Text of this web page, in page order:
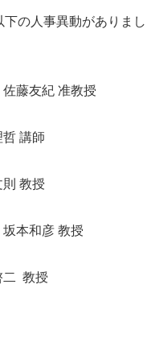
の人事異動がありまし
藤友紀 准教授
講師
教授
本和彦 教授
教授